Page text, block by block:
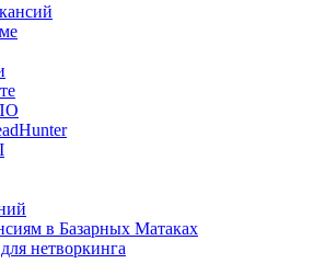
в Базарных Матаках
нетворкинга